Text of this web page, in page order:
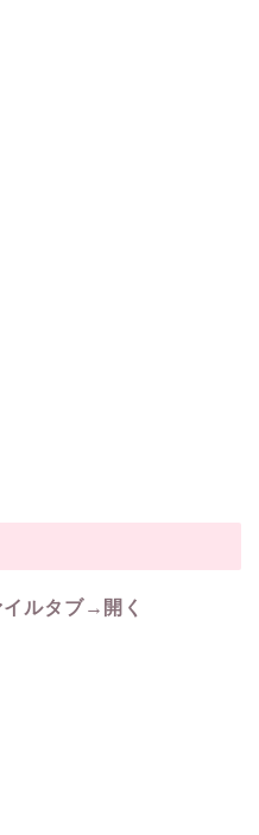
イルタブ→開く